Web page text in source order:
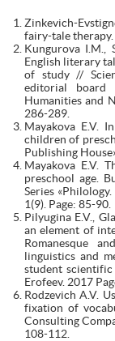
Zinkevich-
fairy-tale therapy.
Kungurova I.M.,
English literary
of study //
editorial
Humanities and
286-289.
Mayakova E.V.
children of
Publishing
Mayakova E.V.
preschool age.
Series
1(9). Page: 85-90.
Pilyugina E.V.,
an element of
Romanesque
linguistics and
student
Erofeev. 2017
Rodzevich A.V.
fixation of
Consulting
108-112.